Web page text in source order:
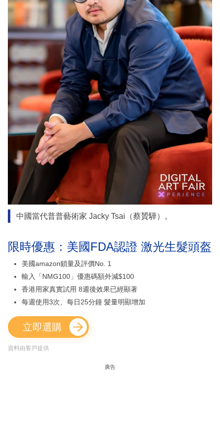
中國當代普普藝術家 Jacky Tsai（蔡贇驊）。
限時優惠：美國FDA認證 激光生髮頭盔
美國amazon鎖量及評價No. 1
輸入「NMG100」優惠碼額外減$100
香港用家真實試用 8週後效果已經顯著
每週使用3次、每日25分鐘 髮量明顯增加
立即選購
資料由客戶提供
廣告